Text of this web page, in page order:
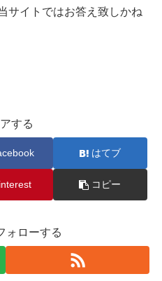
サイトではお答え致しかね
する
はてブ
コピー
ォローする